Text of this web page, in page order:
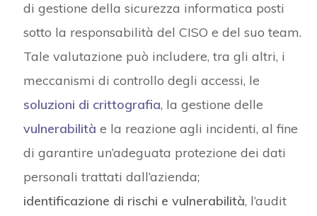
di gestione della sicurezza informatica posti
sotto la responsabilità del CISO e del suo team.
Tale valutazione può includere, tra gli altri, i
meccanismi di controllo degli accessi, le
soluzioni di crittografia, la gestione delle
vulnerabilità e la reazione agli incidenti, al fine
di garantire un’adeguata protezione dei dati
personali trattati dall’azienda;
identificazione di rischi e vulnerabilità, l’audit